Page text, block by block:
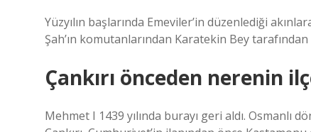
Yüzyılın başlarında Emeviler’in düzenlediği
Şah’ın komutanlarından Karatekin Bey
Çankırı önceden nerenin
Mehmet I 1439 yılında burayı geri aldı.